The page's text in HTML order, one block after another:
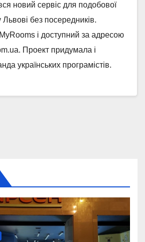
новий сервіс для подобової
без посередників.
і доступний за адресою
Проект придумала і
українських програмістів.